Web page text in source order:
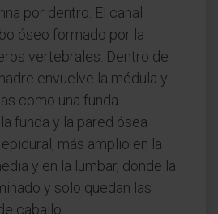
por dentro. El canal
óseo formado por la
vertebrales. Dentro de
envuelve la médula y
como una funda
funda y la pared ósea
más amplio en la
y en la lumbar, donde la
y solo quedan las
caballo.